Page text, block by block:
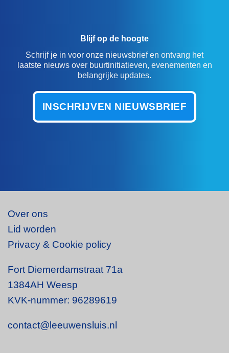
Blijf op de hoogte
Schrijf je in voor onze nieuwsbrief en ontvang het
laatste nieuws over buurtinitiatieven, evenementen en
belangrijke updates.
INSCHRIJVEN NIEUWSBRIEF
Over ons
Lid worden
Privacy & Cookie policy
Fort Diemerdamstraat 71a
1384AH Weesp
KVK-nummer: 96289619
contact@leeuwensluis.nl